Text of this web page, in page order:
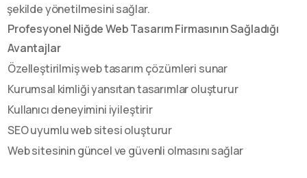
şekilde yönetilmesini sağlar.
Profesyonel Niğde Web Tasarım Firmasının Sağladığı
Avantajlar
Özelleştirilmiş web tasarım çözümleri sunar
Kurumsal kimliği yansıtan tasarımlar oluşturur
Kullanıcı deneyimini iyileştirir
SEO uyumlu web sitesi oluşturur
Web sitesinin güncel ve güvenli olmasını sağlar